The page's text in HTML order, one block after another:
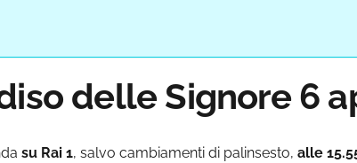
delle Signore 6
su Rai 1, salvo cambiamenti di palinsesto, alle